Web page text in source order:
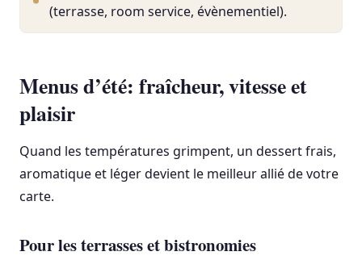
(terrasse, room service, évènementiel).
Menus d’été: fraîcheur, vitesse et
plaisir
Quand les températures grimpent, un dessert frais,
aromatique et léger devient le meilleur allié de votre
carte.
Pour les terrasses et bistronomies